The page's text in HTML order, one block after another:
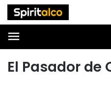
El Pasador de